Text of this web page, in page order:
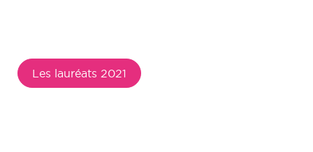
Les lauréats 2021